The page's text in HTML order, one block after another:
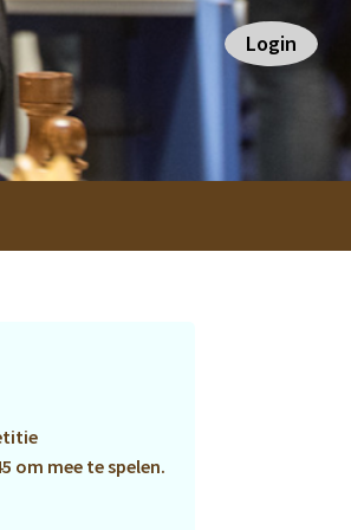
Login
om mee te spelen.